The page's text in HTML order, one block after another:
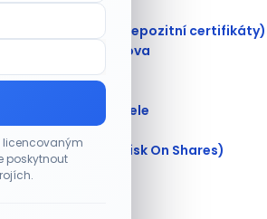
licencovaným
poskytnout
Accumulate
ADR (Americké depozitní certifikáty)
Advokátní úschova
Akcie
Akcie kmenová
Akcie na doručitele
Akcie prioritní
Akciové riziko (Risk On Shares)
Akciové trhy